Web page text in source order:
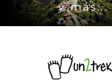
y más...